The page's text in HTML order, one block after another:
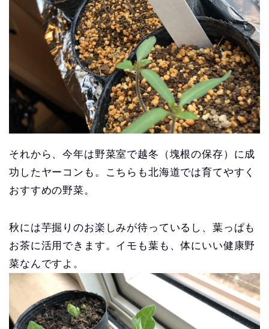
それから、今年は野菜室で越冬（塊根の保存）に成
功したヤーコンも。こちらも北海道では育てやすく
おすすめの野菜。
秋には芋掘りのお楽しみが待っているし、葉っぱも
お茶に活用できます。イモも葉も、体にいい健康野
菜なんですよ。